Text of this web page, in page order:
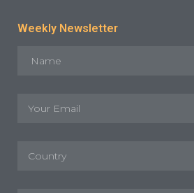
Weekly Newsletter